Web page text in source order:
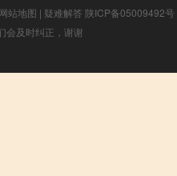
网站地图 | 疑难解答 陕ICP备05009492号
会及时纠正，谢谢